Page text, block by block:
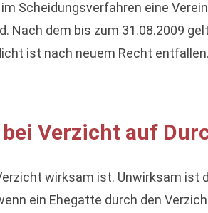
Scheidungsverfahren eine
Nach dem bis zum 31.08.2009
ist nach neuem Recht entfallen.
Verzicht auf
wirksam ist. Unwirksam
ein Ehegatte durch den